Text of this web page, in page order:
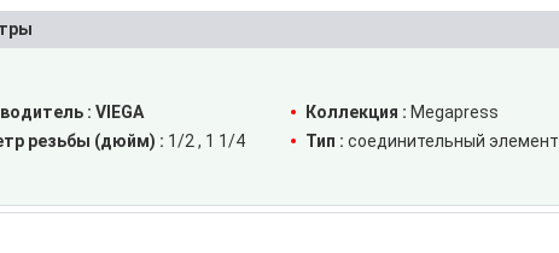
: VIEGA Коллекция : Megapress
резьбы (дюйм) : 1/2 1 1/4 Тип : соединительный элемент